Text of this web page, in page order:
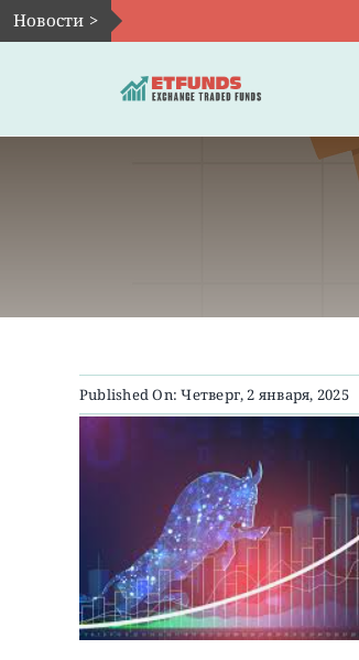
Skip
to
Новости >
Published On: Четверг, 2 января, 2025